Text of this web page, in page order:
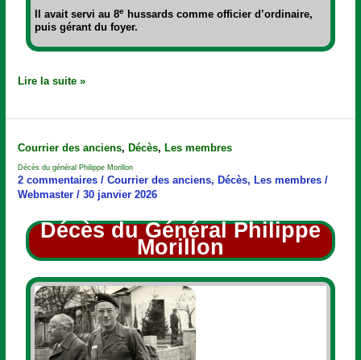
Il avait servi au 8e hussards comme officier d’ordinaire,
puis gérant du foyer.
Lire la suite »
Courrier des anciens, Décès, Les membres
Décès du général Philippe Morillon
2 commentaires /Courrier des anciens, Décès, Les membres /
Webmaster/30 janvier 2026
Décès du Général Philippe
Morillon
Décès
général
Philippe
Morillon